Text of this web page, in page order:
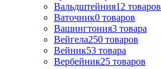
Вальдштейния12 товаров
Ваточник0 товаров
Вашингтония3 товара
Вейгела250 товаров
Вейник53 товара
Вербейник25 товаров